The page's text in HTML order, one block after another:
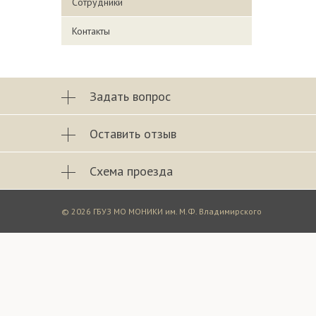
Контакты
Задать вопрос
Оставить отзыв
Схема проезда
© 2026 ГБУЗ МО МОНИКИ им. М.Ф. Владимирского